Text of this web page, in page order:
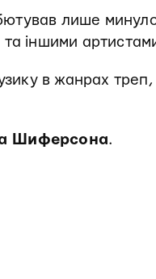
лише
та іншими
в жанрах треп,
Шиферсона.